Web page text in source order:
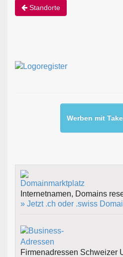
Standorte
Werben mit
Internetnamen, Domains
» Jetzt .ch oder .swiss
Firmenadressen Schweizer